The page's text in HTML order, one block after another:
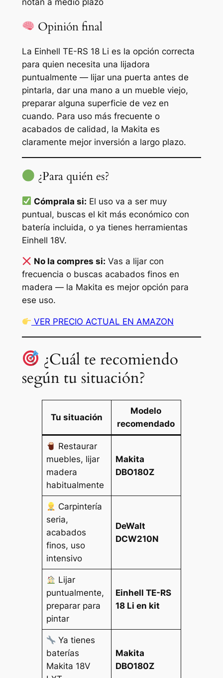
Opinión final
La Einhell TE-RS 18 Li es la opción correcta
para quien necesita una lijadora
puntualmente — lijar una puerta antes de
pintarla, dar una mano a un mueble viejo,
preparar alguna superficie de vez en
cuando. Para uso más frecuente o
acabados de calidad, la Makita es
claramente mejor inversión a largo plazo.
¿Para quién es?
Cómprala si: El uso va a ser muy
puntual, buscas el kit más económico con
batería incluida, o ya tienes herramientas
Einhell 18V.
No la compres si: Vas a lijar con
frecuencia o buscas acabados finos en
madera — la Makita es mejor opción para
ese uso.
VER PRECIO ACTUAL EN AMAZON
¿Cuál te recomiendo
según tu situación?
Tu situación
Modelo
recomendado
Restaurar
muebles, lijar
madera
habitualmente
Makita
DBO180Z
Carpintería
seria,
acabados
finos, uso
intensivo
DeWalt
DCW210N
Lijar
puntualmente,
preparar para
pintar
Einhell TE-RS
18 Li en kit
Ya tienes
baterías
Makita 18V
Makita
DBO180Z